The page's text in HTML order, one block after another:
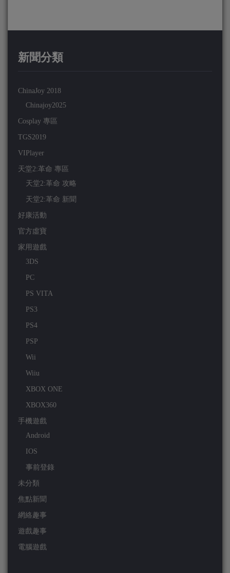
新聞分類
ChinaJoy 2018
Chinajoy2025
Cosplay 專區
TGS2019
VIPlayer
天堂2:革命 專區
天堂2:革命 攻略
天堂2:革命 新聞
好康活動
官方虛寶
家用遊戲
3DS
PC
PS VITA
PS3
PS4
PSP
Wii
Wiiu
XBOX ONE
XBOX360
手機遊戲
Android
IOS
事前登錄
未分類
焦點新聞
網絡趣事
遊戲趣事
電腦遊戲